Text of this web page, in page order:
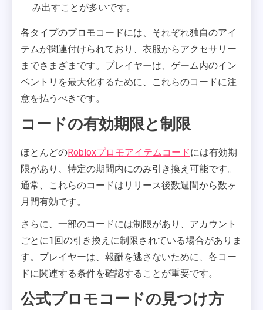
み出すことが多いです。
各タイプのプロモコードには、それぞれ独自のアイ
テムが関連付けられており、衣服からアクセサリー
までさまざまです。プレイヤーは、ゲーム内のイン
ベントリを最大化するために、これらのコードに注
意を払うべきです。
コードの有効期限と制限
ほとんどのRobloxプロモアイテムコードには有効期
限があり、特定の期間内にのみ引き換え可能です。
通常、これらのコードはリリース後数週間から数ヶ
月間有効です。
さらに、一部のコードには制限があり、アカウント
ごとに1回の引き換えに制限されている場合がありま
す。プレイヤーは、報酬を逃さないために、各コー
ドに関連する条件を確認することが重要です。
公式プロモコードの見つけ方